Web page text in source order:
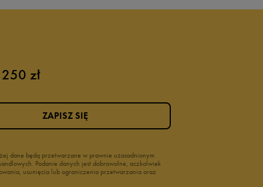
zł
dane będą przetwarzane w prawnie uzasadnionym
Podanie danych jest dobrowolne, aczkolwiek
usunięcia lub ograniczenia przetwarzania oraz
ZAPISZ SIĘ